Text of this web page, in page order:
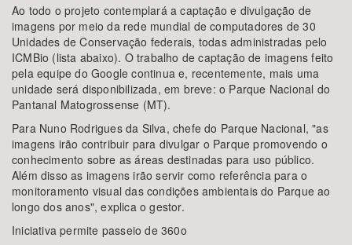
Ao todo o projeto contemplará a captação e divulgação de
imagens por meio da rede mundial de computadores de 30
Unidades de Conservação federais, todas administradas pelo
ICMBio (lista abaixo). O trabalho de captação de imagens feito
pela equipe do Google continua e, recentemente, mais uma
unidade será disponibilizada, em breve: o Parque Nacional do
Pantanal Matogrossense (MT).
Para Nuno Rodrigues da Silva, chefe do Parque Nacional, "as
imagens irão contribuir para divulgar o Parque promovendo o
conhecimento sobre as áreas destinadas para uso público.
Além disso as imagens irão servir como referência para o
monitoramento visual das condições ambientais do Parque ao
longo dos anos", explica o gestor.
Iniciativa permite passeio de 360o